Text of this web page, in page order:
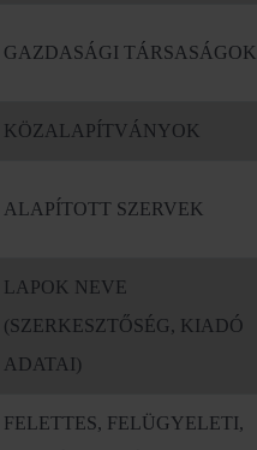
GAZDASÁGI TÁRSASÁGOK
KÖZALAPÍTVÁNYOK
ALAPÍTOTT SZERVEK
LAPOK NEVE
(SZERKESZTŐSÉG, KIADÓ
ADATAI)
FELETTES, FELÜGYELETI,